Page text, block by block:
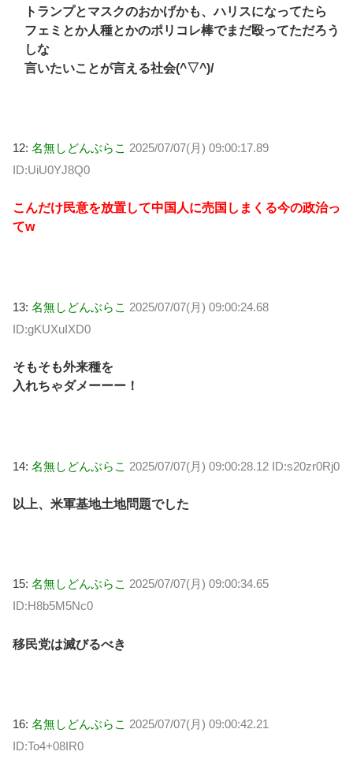
トランプとマスクのおかげかも、ハリスになってたら
フェミとか人種とかのポリコレ棒でまだ殴ってただろう
しな
言いたいことが言える社会(^▽^)/
12: 名無しどんぶらこ 2025/07/07(月) 09:00:17.89
ID:UiU0YJ8Q0
こんだけ民意を放置して中国人に売国しまくる今の政治っ
てw
13: 名無しどんぶらこ 2025/07/07(月) 09:00:24.68
ID:gKUXuIXD0
そもそも外来種を
入れちゃダメーーー！
14: 名無しどんぶらこ 2025/07/07(月) 09:00:28.12 ID:s20zr0Rj0
以上、米軍基地土地問題でした
15: 名無しどんぶらこ 2025/07/07(月) 09:00:34.65
ID:H8b5M5Nc0
移民党は滅びるべき
16: 名無しどんぶらこ 2025/07/07(月) 09:00:42.21
ID:To4+08IR0